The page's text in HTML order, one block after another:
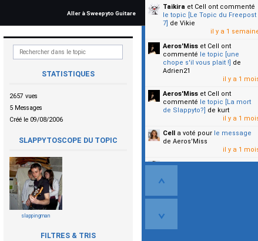
Aller à Sweepyto Guitare
STATISTIQUES
2657 vues
5 Messages
Créé le 09/08/2006
SLAPPYTOSCOPE DU TOPIC
slappingman
FILTRES & TRIS
Taikira et Cell ont commenté
le topic [Le Topic du Freepost
7] de Vikie
il y a 1
Aeros'Miss et Cell ont
commenté le topic [une
chope s'il vous plait !] de
Adrien21
il y a 1
Aeros'Miss et Cell ont
commenté le topic [La mort
de Slappyto?] de kurt
il y a 1
Cell a voté pour le message
de Aeros'Miss
il y a 1
Cella voté pourle message